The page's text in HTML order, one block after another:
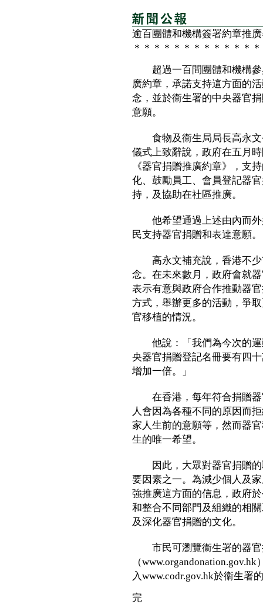
逾百團體和機構簽署約章推
＊＊＊＊＊＊＊＊＊＊＊＊
超過一百間團體和機構參
廣約章，承諾支持這方面的
念，並於衞生署的中央器官
意願。
食物及衞生局局長高永文
儀式上致辭說，政府在五月
《器官捐贈推廣約章》，支
化、鼓勵員工、會員登記器
持，及協助在社區推廣。
他希望通過上述由內而外
民支持器官捐贈和表達意願。
高永文補充說，香港不少
念。在未來數月，政府會就
表示有意與政府合作推動器
方式，舉辦更多的活動，爭
官移植的情況。
他說：「我們為今次的運
央器官捐贈登記名冊要有四
增加一倍。」
在香港，每年符合捐贈器
人會因為各種不同的原因而
家人生前的意願等，然而器
生的唯一希望。
因此，大眾對器官捐贈的
要因素之一。為減少個人及
強推廣這方面的信息，政府
和整合不同部門及組織的相
及深化器官捐贈的文化。
市民可瀏覽衞生署的器官
（
入www.codr.gov.hk於衞生署
完